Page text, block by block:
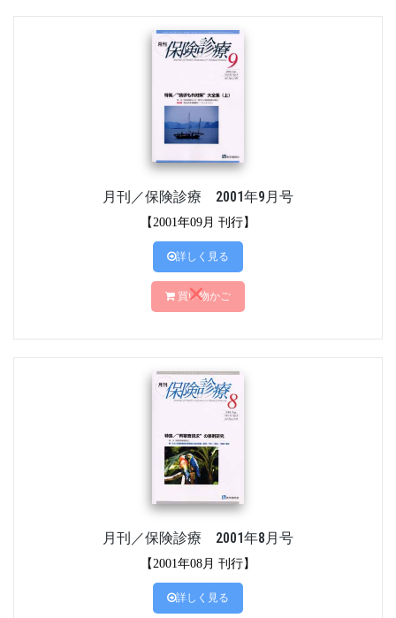
月刊／保険診療 2001年9月号
【2001年09月 刊行】
詳しく見る
買い物かご
月刊／保険診療 2001年8月号
【2001年08月 刊行】
詳しく見る